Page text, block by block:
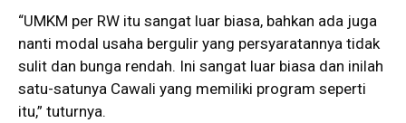
“UMKM per RW itu sangat luar biasa, bahkan ada juga
nanti modal usaha bergulir yang persyaratannya tidak
sulit dan bunga rendah. Ini sangat luar biasa dan inilah
satu-satunya Cawali yang memiliki program seperti
itu,” tuturnya.